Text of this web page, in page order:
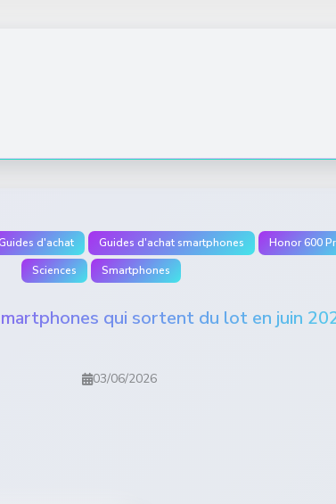
d'achat Guides d'achat smartphones Honor 600
Sciences
Smartphones
qui sortent du lot en juin
03/06/2026